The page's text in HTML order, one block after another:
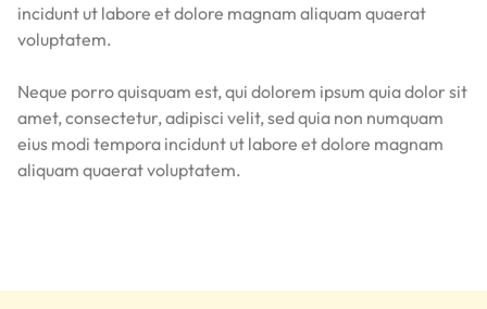
incidunt ut labore et dolore magnam aliquam quaerat
voluptatem.
Neque porro quisquam est, qui dolorem ipsum quia dolor sit
amet, consectetur, adipisci velit, sed quia non numquam
eius modi tempora incidunt ut labore et dolore magnam
aliquam quaerat voluptatem.